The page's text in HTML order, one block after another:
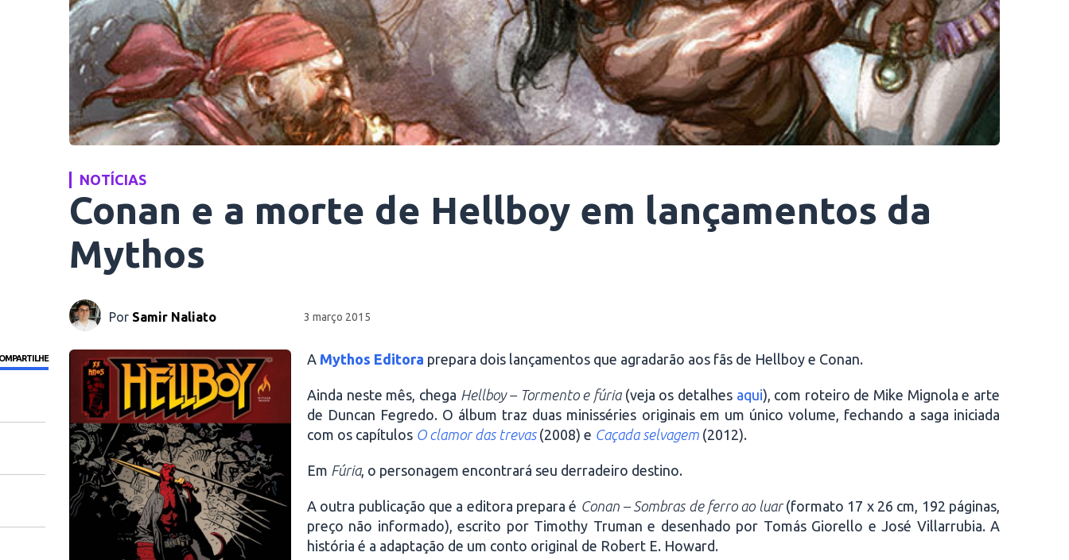
NOTÍCIAS
Conan e a morte de Hellboy em lançamentos da
Mythos
Por Samir Naliato 3 março 2015
A Mythos Editora prepara dois lançamentos que agradarão aos fãs de Hellboy e Conan.
Ainda neste mês, chega Hellboy – Tormento e fúria(veja os detalhes aqui), com roteiro de Mike Mignola e arte
de Duncan Fegredo. O álbum traz duas minisséries originais em um único volume, fechando a saga iniciada
com os capítulos O clamor das trevas(2008) e Caçada selvagem (2012).
Em Fúria, o personagem encontrará seu derradeiro destino.
A outra publicação que a editora prepara é Conan – Sombras de ferro ao luar(formato 17 x 26 cm, 192 páginas,
preço não informado), escrito por Timothy Truman e desenhado por Tomás Giorello e José Villarrubia. A
história é a adaptação de um conto original de Robert E. Howard.